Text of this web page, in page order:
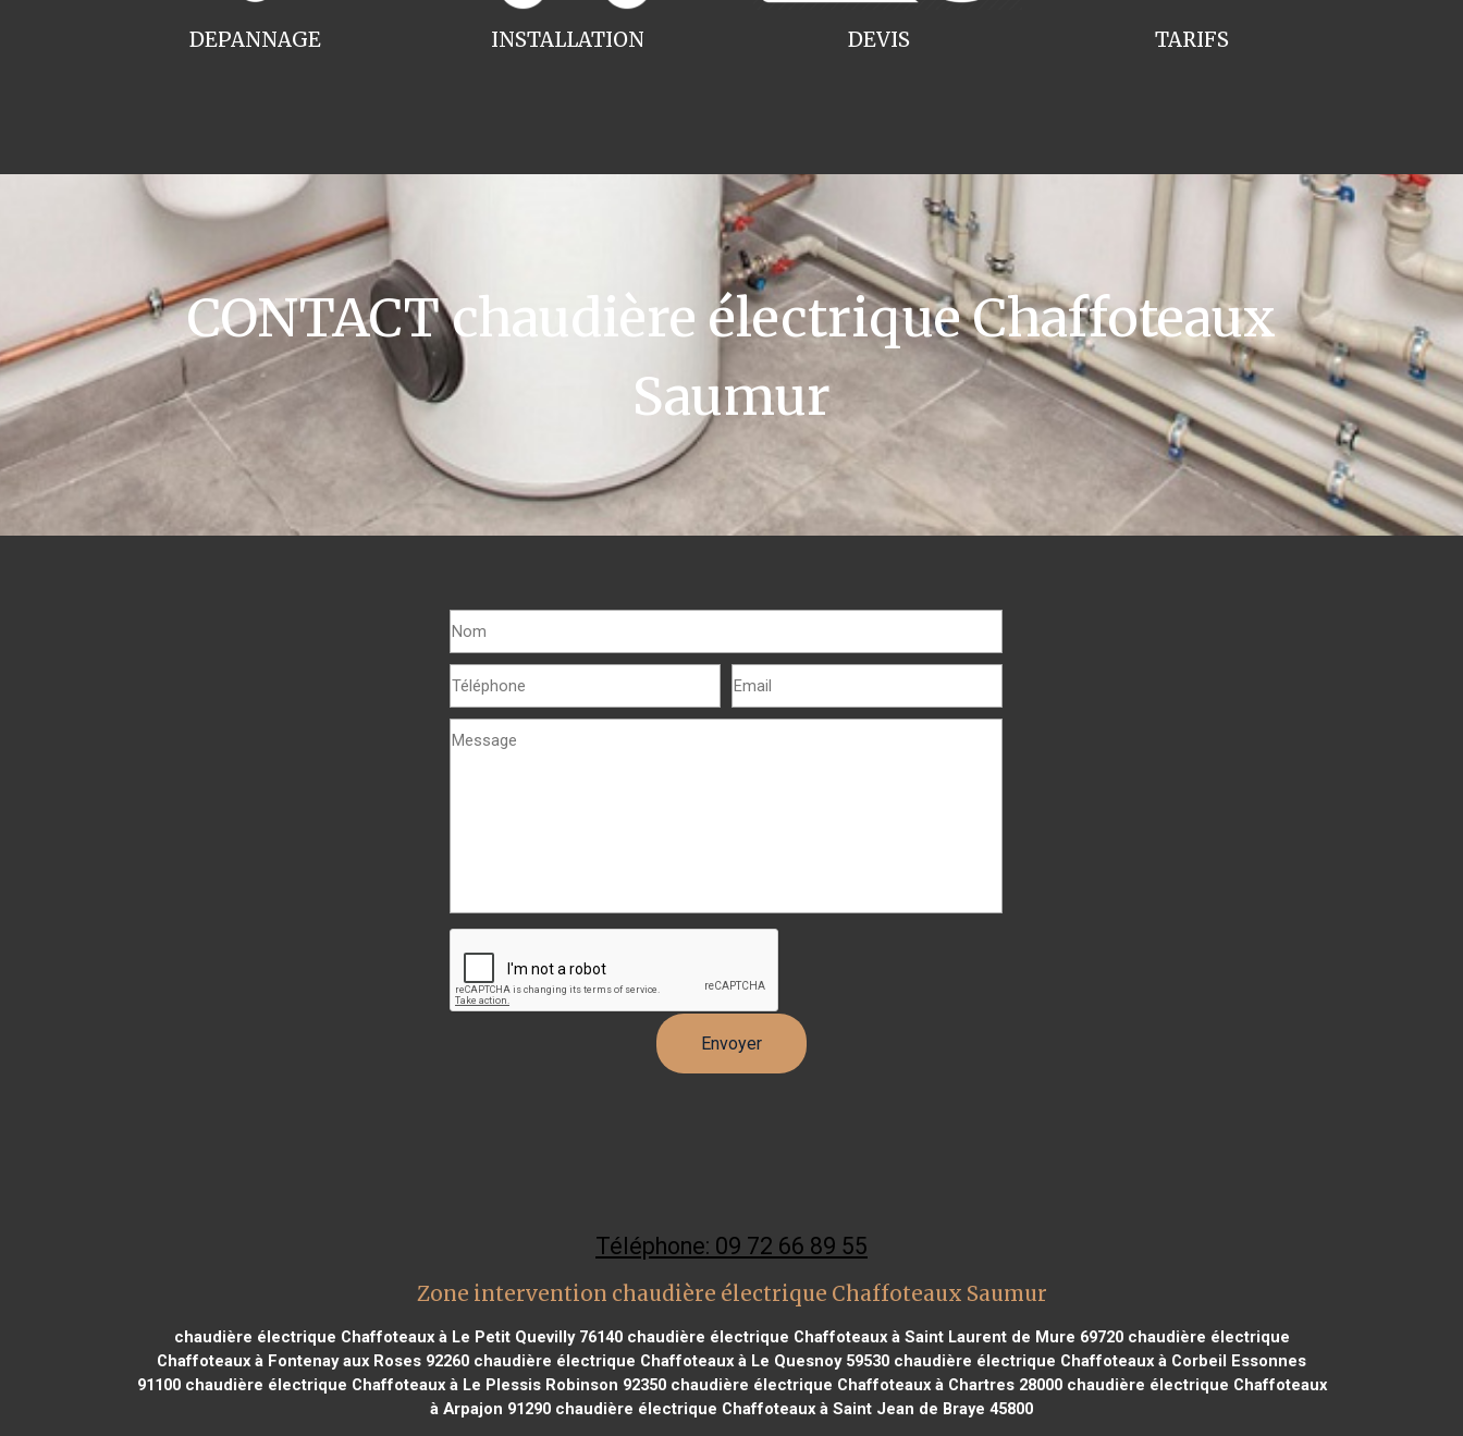
INSTALLATION
DEPANNAGE TARIFS
DEVIS
CONTACT chaudière électrique Chaffoteaux
Saumur
Téléphone: 09 72 66 89 55
Zone intervention chaudière électrique Chaffoteaux Saumur
chaudière électrique Chaffoteaux à Le Petit Quevilly 76140chaudière électrique Chaffoteaux à Saint Laurent de Mure 69720chaudière électrique
Chaffoteaux à Fontenay aux Roses 92260 chaudière électrique Chaffoteaux à Le Quesnoy 59530 chaudière électrique Chaffoteaux à Corbeil Essonnes
91100chaudière électrique Chaffoteaux à Le Plessis Robinson 92350chaudière électrique Chaffoteaux à Chartres 28000chaudière électrique Chaffoteaux
à Arpajon 91290 chaudière électrique Chaffoteaux à Saint Jean de Braye 45800